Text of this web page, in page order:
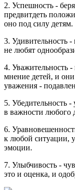
2. Успешность -
предвитдеть
оно под силу детям.
3. Удивительность -
не любят
4. Уважительность
мнение детей, и
уважения -
5. Убедительность -
в важности любого
6.
к любой ситуации,
эмоции.
7. Улыбчивость -
это и оценка, и